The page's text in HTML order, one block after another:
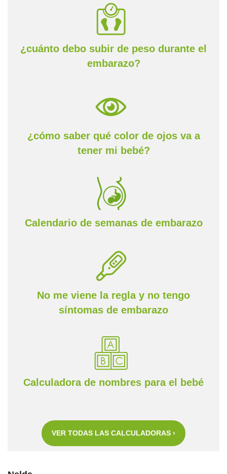
¿cuánto debo subir de peso durante el
embarazo?
¿cómo saber qué color de ojos va a
tener mi bebé?
Calendario de semanas de embarazo
No me viene la regla y no tengo
síntomas de embarazo
Calculadora de nombres para el bebé
VER TODAS LAS CALCULADORAS ›